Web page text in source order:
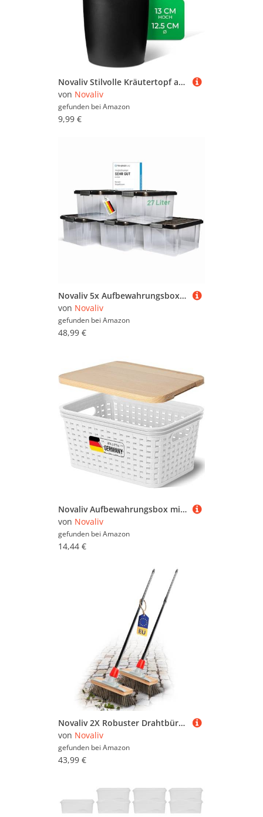
Novaliv Stilvolle Kräutertopf aus Kunststoff Schwarz für Jede Fensterbank, Für frische Küchenkräuter, Kräutergarten für die küche, Kräuterbeet Indoor, Zimmerpflanzen, Pflanzentopf, Pflanzschale
von Novaliv
gefunden bei Amazon
9,99 €
Novaliv 5x Aufbewahrungsboxen mit Deckel 27L Anthrazit Nestbar stapelbare Storage boxes mit Clipverschluss Kunststoffbox BPA-frei 46,5x36,5x24 cm
von Novaliv
gefunden bei Amazon
48,99 €
Novaliv Aufbewahrungsbox mit Holzdeckel Mini 2L Korb Weiß in Rattan Design Lebensmittelecht Aufbewahrungskorb Stapelbox Nestbar Kunststoff BPA-frei Kiste Verstaubbox mit Deckel
von Novaliv
gefunden bei Amazon
14,44 €
Novaliv 2X Robuster Drahtbürste mit Stiel - Stahlbesen mit Teleskopstiel, Effiziente Moosentfernung, Straßenbesen, für Pflastersteine & Garten, Stahlbesen, Mooskratzer, Pizzabesen, Pizzastein Bürste
von Novaliv
gefunden bei Amazon
43,99 €